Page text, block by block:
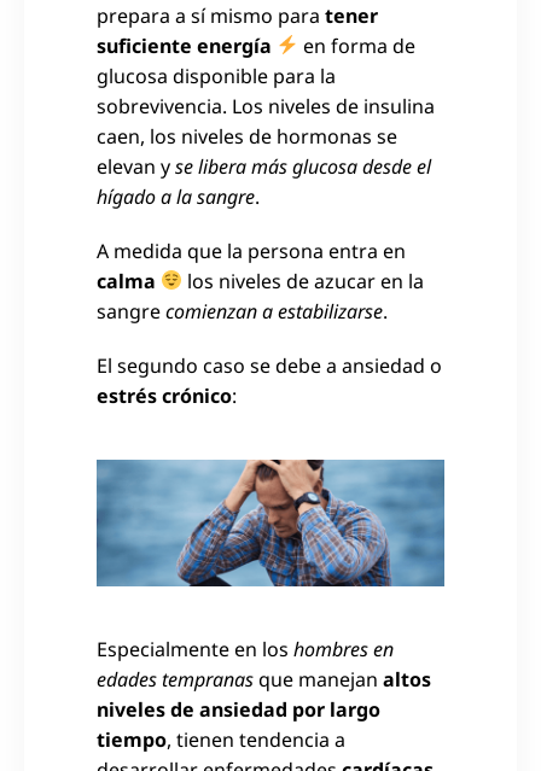
prepara a sí mismo para tener
suficiente energía
en forma de
glucosa disponible para la
sobrevivencia. Los niveles de insulina
caen, los niveles de hormonas se
elevan yse libera más glucosa desde el
hígado a la sangre.
A medida que la persona entra en
calma
los niveles de azucar en la
sangrecomienzan a estabilizarse.
El segundo caso se debe a ansiedad o
estrés crónico:
Especialmente en los hombres en
edades tempranasque manejan altos
niveles de ansiedad por largo
tiempo, tienen tendencia a